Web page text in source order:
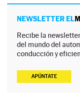
NEWSLETTER EL
Recibe la
del mundo del
conducción y
APÚNTATE